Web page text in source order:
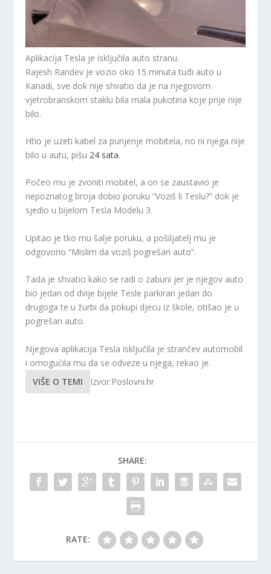
Aplikacija Tesla je isključila auto stranu.
Rajesh Randev je vozio oko 15 minuta tuđi auto u
Kanadi, sve dok nije shvatio da je na njegovom
vjetrobranskom staklu bila mala pukotina koje prije nije
bilo.
Htio je uzeti kabel za punjenje mobitela, no ni njega nije
bilo u autu, pišu 24 sata.
Počeo mu je zvoniti mobitel, a on se zaustavio je
nepoznatog broja dobio poruku “Voziš li Teslu?” dok je
sjedio u bijelom Tesla Modelu 3.
Upitao je tko mu šalje poruku, a pošiljatelj mu je
odgovorio “Mislim da voziš pogrešan auto”.
Tada je shvatio kako se radi o zabuni jer je njegov auto
bio jedan od dvije bijele Tesle parkiran jedan do
drugoga te u žurbi da pokupi djecu iz škole, otišao je u
pogrešan auto.
Njegova aplikacija Tesla isključila je strančev automobil
i omogućila mu da se odveze u njega, rekao je.
VIŠE O TEMI
Izvor:Poslovni.hr
SHARE:
RATE: